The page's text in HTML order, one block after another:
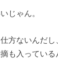
じゃん。
方ないんだし
も入ってい